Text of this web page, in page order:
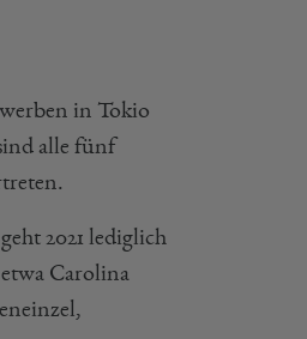
in Tokio
alle fünf
2021 lediglich
Carolina